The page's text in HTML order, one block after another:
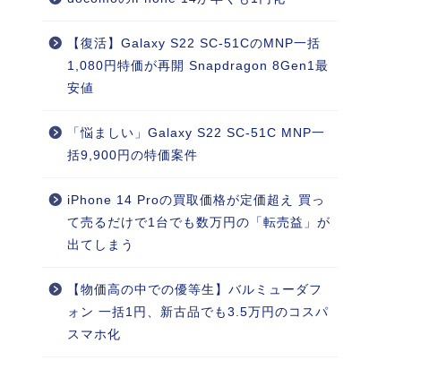
【復活】Galaxy S22 SC-51CのMNP一括
1,080円特価が再開 Snapdragon 8Gen1最
安値
「悩ましい」Galaxy S22 SC-51C MNP一
括9,900円の特価案件
iPhone 14 Proの買取価格が定価超え 買っ
て売るだけで1台でも数万円の「転売益」が
出てしまう
【物価高の中での優等生】バルミューダフ
ォン 一括1円、新古品でも3.5万円のコスパ
スマホ化